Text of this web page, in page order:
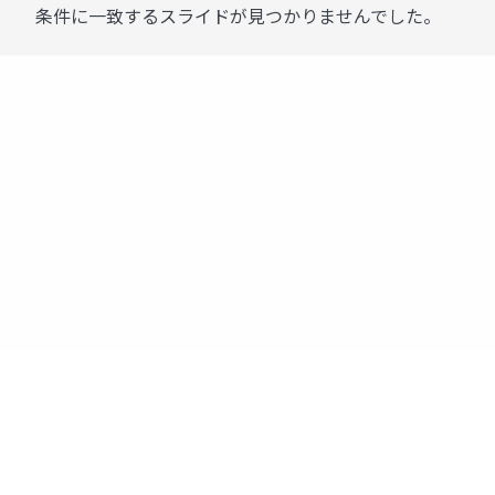
条件に一致するスライドが見つかりませんでした。